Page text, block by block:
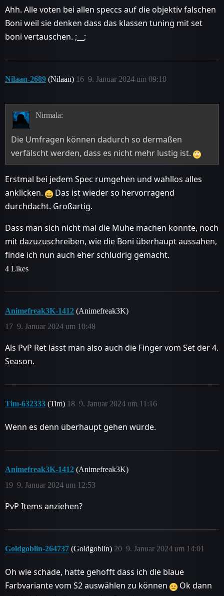
Ahh. Alle voten bei allen speccs auf die objektiv falschen
Boni weil sie denken dass das klassen tuning mit set
boni vertauschen. ;__;
Nilaan-2689 (Nilaan) 9. Januar 2024 um 09:18
16
Nirmala:
Die Umfragen können dadurch so dermaßen
verfälscht werden, dass es nicht mehr lustig ist.
Erstmal bei jedem Spec rumgehen und wahllos alles
anklicken.
Das ist wieder so hervorragend
durchdacht. Großartig.
Dass man sich nicht mal die Mühe machen konnte, noch
mit dazuzuschreiben, wie die Boni überhaupt aussahen,
finde ich nun auch eher schludrig gemacht.
4 Likes
Animefreak3K-1412 (Animefreak3K)
9. Januar 2024 um 10:48
17
Als PvP Ret lässt man also auch die Finger vom Set der 4.
Season.
Tim-632333 (Tim) 9. Januar 2024 um 11:16
18
Wenn es denn überhaupt gehen würde.
Animefreak3K-1412 (Animefreak3K)
9. Januar 2024 um 12:53
19
PvP Items anziehen?
Goldgoblin-264737 (Goldgoblin) 9. Januar 2024 um 14:01
20
Oh wie schade, hatte gehofft dass ich die blaue
Farbvariante vom S2 auswählen zu können
Ok dann